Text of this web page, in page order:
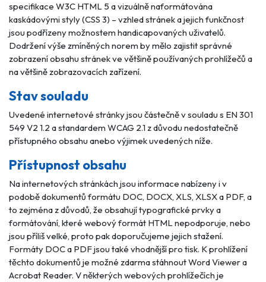
specifikace W3C HTML 5 a vizuálně naformátována
kaskádovými styly (CSS 3) – vzhled stránek a jejich funkčnost
jsou podřízeny možnostem handicapovaných uživatelů.
Dodržení výše zmíněných norem by mělo zajistit správné
zobrazení obsahu stránek ve většině používaných prohlížečů a
na většině zobrazovacích zařízení.
Stav souladu
Uvedené internetové stránky jsou částečně v souladu s EN 301
549 V2 1.2 a standardem WCAG 2.1 z důvodu nedostatečně
přístupného obsahu anebo výjimek uvedených níže.
Přístupnost obsahu
Na internetových stránkách jsou informace nabízeny i v
podobě dokumentů formátu DOC, DOCX, XLS, XLSX a PDF, a
to zejména z důvodů, že obsahují typografické prvky a
formátování, které webový formát HTML nepodporuje, nebo
jsou příliš velké, proto pak doporučujeme jejich stažení.
Formáty DOC a PDF jsou také vhodnější pro tisk. K prohlížení
těchto dokumentů je možné zdarma stáhnout Word Viewer a
Acrobat Reader. V některých webových prohlížečích je